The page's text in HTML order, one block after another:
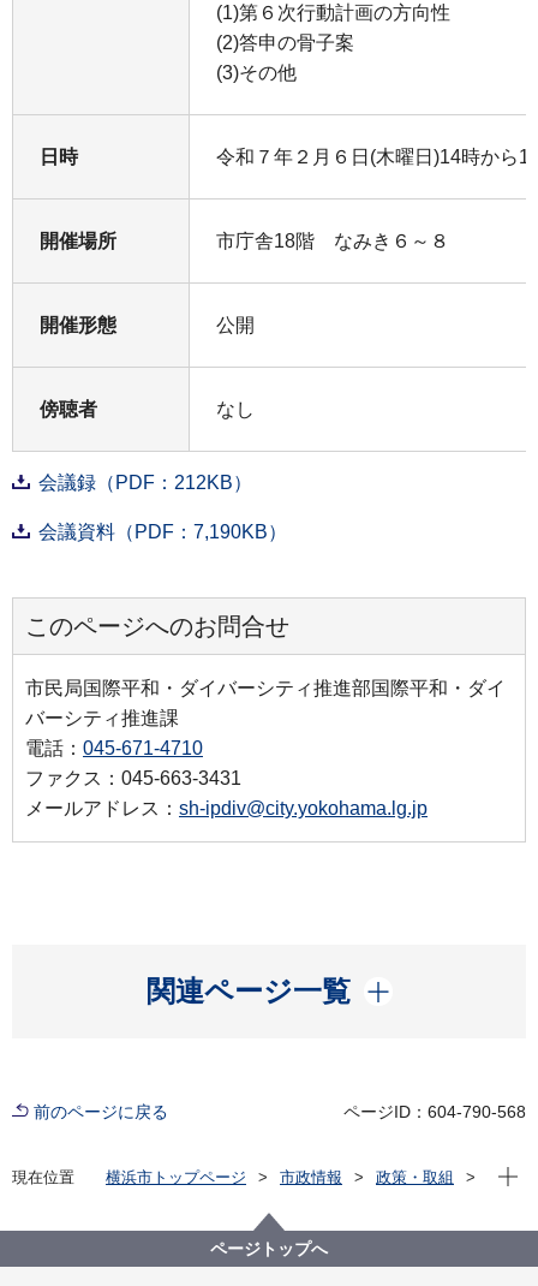
(1)第６次行動計画の方向性
(2)答申の骨子案
(3)その他
日時 令和７年２月６日(木曜日)14時から
開催場所 市庁舎18階 なみき６～８
開催形態 公開
傍聴者 なし
会議録（PDF：212KB）
会議資料（PDF：7,190KB）
このページへのお問合せ
市民局国際平和・ダイバーシティ推進部国際平和・ダイ
バーシティ推進課
電話： 045-671-4710
ファクス：045-663-3431
メールアドレス： sh-ipdiv@city.yokohama.lg.jp
関連ページ一覧
開く
前のページに戻る ページID：604-790-568
現在位置 横浜市トップページ 市政情報
政策・取組
男女共同参画行動計画
横浜市男女共同参画行動計画
第６次横浜市男女共同参画行動計画
現在
ページトップへ